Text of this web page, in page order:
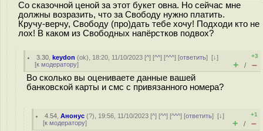
Со сказочной ценой за этот букет овна. Но сейчас мне
должны возразить, что за Свободу нужно платить.
Кручу-верчу, Свободу (про)дать тебе хочу! Подходи кто не
лох! В каком из Свободных напёрстков подвох?
3.30 ,keydon (ok), 18:20, 11/10/2023 [^] [^^] [^^^] [ответить][↓]
[к модератору]
+3
+ / –
Во сколько вы оцениваете данные вашей
банковской карты и смс с привязанного номера?
4.54 ,Анонус (?), 19:56, 11/10/2023 [^] [^^] [^^^] [ответить][↓]
[к модератору]
+1
+ / –